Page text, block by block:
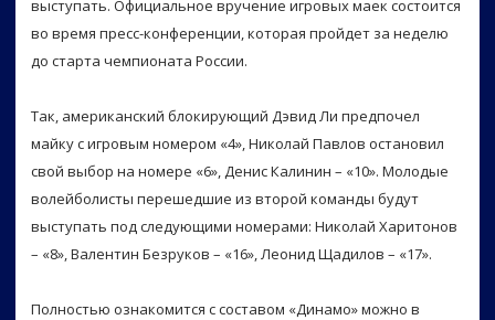
выступать. Официальное вручение игровых маек состоится
во время пресс-конференции, которая пройдет за неделю
до старта чемпионата России.
Так, американский блокирующий Дэвид Ли предпочел
майку с игровым номером «4», Николай Павлов остановил
свой выбор на номере «6», Денис Калинин – «10». Молодые
волейболисты перешедшие из второй команды будут
выступать под следующими номерами: Николай Харитонов
– «8», Валентин Безруков – «16», Леонид Щадилов – «17».
Полностью ознакомится с составом «Динамо» можно в